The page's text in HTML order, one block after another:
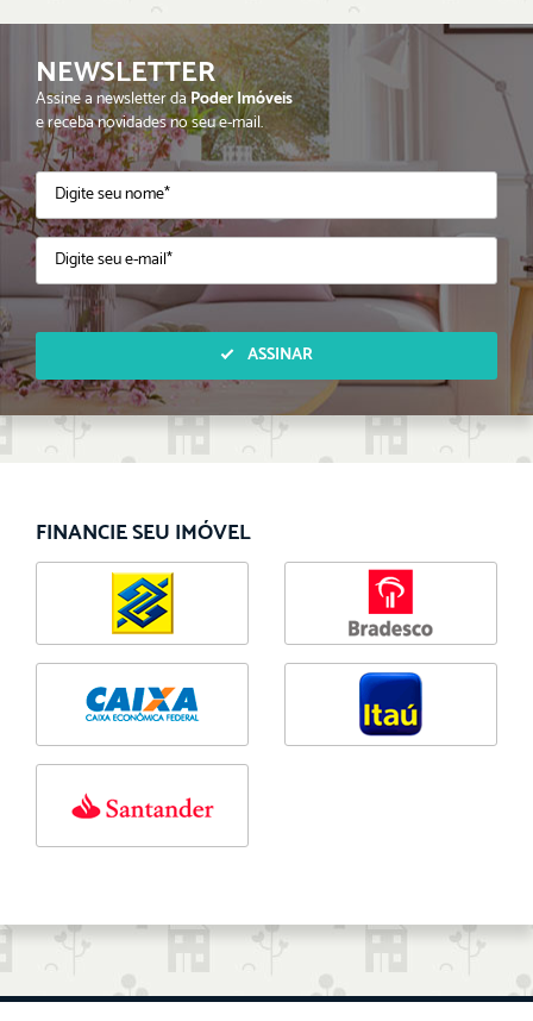
NEWSLETTER
Assine a newsletter daPoder Imóveis
e receba novidades no seu e-mail.
ASSINAR
FINANCIE SEU IMÓVEL